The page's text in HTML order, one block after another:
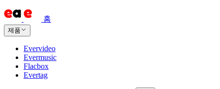
홈
제품
Evervideo
Evermusic
Flacbox
Evertag